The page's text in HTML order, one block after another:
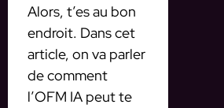
Alors, t’es au bon
endroit. Dans cet
article, on va parler
de comment
l’OFM IA peut te